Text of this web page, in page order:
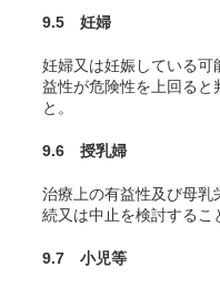
9.5 妊婦
妊婦又は妊娠している
益性が危険性を上回ると
と。
9.6 授乳婦
治療上の有益性及び母
続又は中止を検討するこ
9.7 小児等